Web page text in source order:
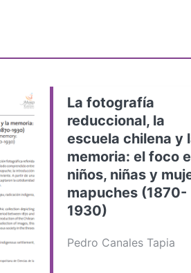
La fotografía
reduccional, la
escuela chilena y
memoria: el foco
niños, niñas y
mapuches (1870-
1930)
Pedro Canales Tapia